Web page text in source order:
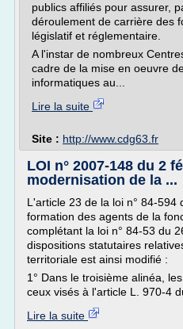
publics affiliés pour assurer,
déroulement de carrière des
législatif et réglementaire.
A l'instar de nombreux
cadre de la mise en oeuvre
informatiques au...
Lire la suite
Site : http://www.cdg63.fr
LOI n° 2007-148 du 2
modernisation de la ...
L'article 23 de la loi n° 84-594
formation des agents de la
complétant la loi n° 84-53 du
dispositions statutaires
territoriale est ainsi modifié :
1° Dans le troisième alinéa,
ceux visés à l'article L. 970-4
Lire la suite